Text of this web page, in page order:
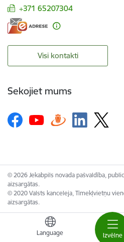
Izvēlne
Language
+371 65207304
Visi kontakti
Sekojiet mums
© 2026 Jekabpils novada pašvaldība,
aizsargātas.
© 2020 Valsts kanceleja, Tīmekļvietņu
aizsargātas.